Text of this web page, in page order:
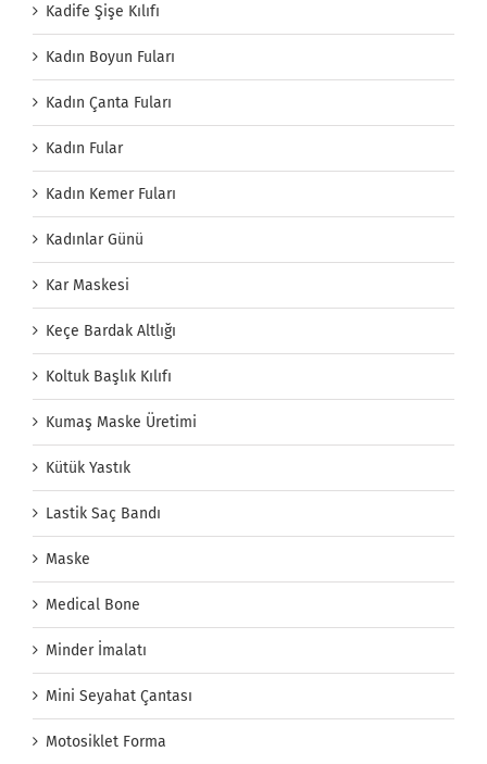
Kadife Şişe Kılıfı
Kadın Boyun Fuları
Kadın Çanta Fuları
Kadın Fular
Kadın Kemer Fuları
Kadınlar Günü
Kar Maskesi
Keçe Bardak Altlığı
Koltuk Başlık Kılıfı
Kumaş Maske Üretimi
Kütük Yastık
Lastik Saç Bandı
Maske
Medical Bone
Minder İmalatı
Mini Seyahat Çantası
Motosiklet Forma